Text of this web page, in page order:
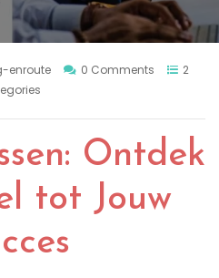
enroute 0 Comments
2
Ontdek
tot Jouw